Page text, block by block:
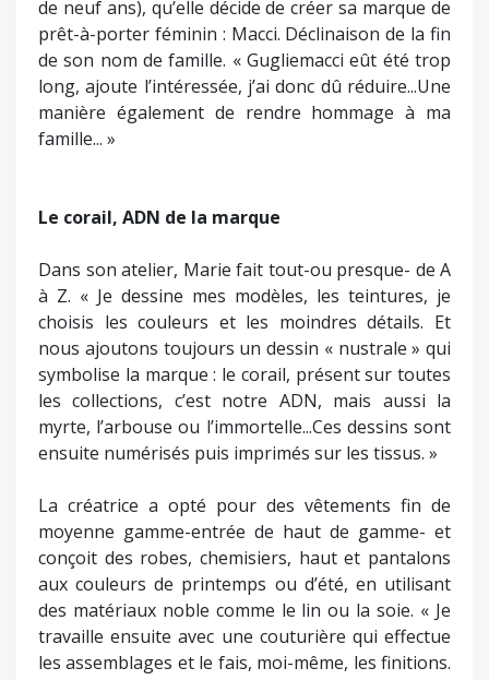
de neuf ans), qu’elle décide de créer sa marque de
prêt-à-porter féminin : Macci. Déclinaison de la fin
de son nom de famille. « Gugliemacci eût été trop
long, ajoute l’intéressée, j’ai donc dû réduire...Une
manière également de rendre hommage à ma
famille... »
Le corail, ADN de la marque
Dans son atelier, Marie fait tout-ou presque- de A
à Z. « Je dessine mes modèles, les teintures, je
choisis les couleurs et les moindres détails. Et
nous ajoutons toujours un dessin « nustrale » qui
symbolise la marque : le corail, présent sur toutes
les collections, c’est notre ADN, mais aussi la
myrte, l’arbouse ou l’immortelle...Ces dessins sont
ensuite numérisés puis imprimés sur les tissus. »
La créatrice a opté pour des vêtements fin de
moyenne gamme-entrée de haut de gamme- et
conçoit des robes, chemisiers, haut et pantalons
aux couleurs de printemps ou d’été, en utilisant
des matériaux noble comme le lin ou la soie. « Je
travaille ensuite avec une couturière qui effectue
les assemblages et le fais, moi-même, les finitions.